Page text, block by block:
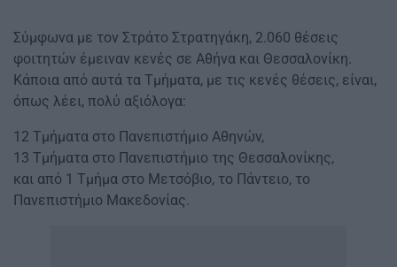
Σύμφωνα με τον Στράτο Στρατηγάκη, 2.060 θέσεις
φοιτητών έμειναν κενές σε Αθήνα και Θεσσαλονίκη.
Κάποια από αυτά τα Τμήματα, με τις κενές θέσεις, είναι,
όπως λέει, πολύ αξιόλογα:
12 Τμήματα στο Πανεπιστήμιο Αθηνών,
13 Τμήματα στο Πανεπιστήμιο της Θεσσαλονίκης,
και από 1 Τμήμα στο Μετσόβιο, το Πάντειο, το
Πανεπιστήμιο Μακεδονίας.